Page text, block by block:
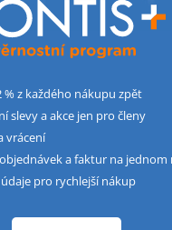
% z každého nákupu zpět
slevy a akce jen pro členy
vrácení
a faktur na jednom
pro rychlejší nákup